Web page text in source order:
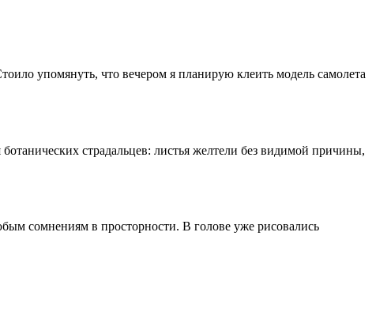
упомянуть, что вечером я планирую клеить модель самолета
страдальцев: листья желтели без видимой причины,
сомнениям в просторности. В голове уже рисовались